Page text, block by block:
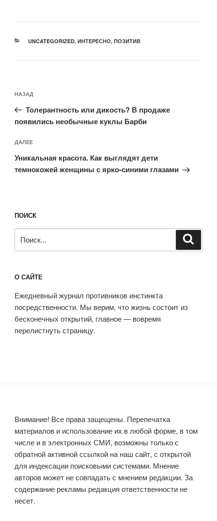
РУБРИКИ
UNCATEGORIZED, ИНТЕРЕСНО, ПОЗИТИВ
по
записям
Предыдущая
запись:
НАЗАД
Толерантность или дикость? В продаже
появились необычные куклы Барби
Следующая
запись
ДАЛЕЕ
Уникальная красота. Как выглядят дети
темнокожей женщины с ярко-синими глазами
ПОИСК
О САЙТЕ
Ежедневный журнал противников инстинкта
посредственности. Мы верим, что жизнь состоит из
бесконечных открытий, главное — вовремя
перелистнуть страницу.
Внимание! Все права защещены. Перепечатка
материалов и использование их в любой форме, в том
числе и в электронных СМИ, возможны только с
обратной активной ссылкой на наш сайт, с открытой
для индексации поисковыми системами. Мнение
авторов может не совпадать с мнением редакции. За
содержание рекламы редакция ответственности не
несет.